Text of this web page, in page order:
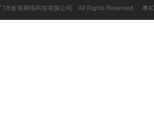
市析客网络科技有限公司 All Rights Reserved. 粤